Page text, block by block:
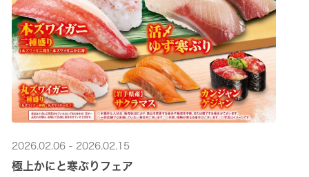
2026.02.06 - 2026.02.15
極上かにと寒ぶりフェア